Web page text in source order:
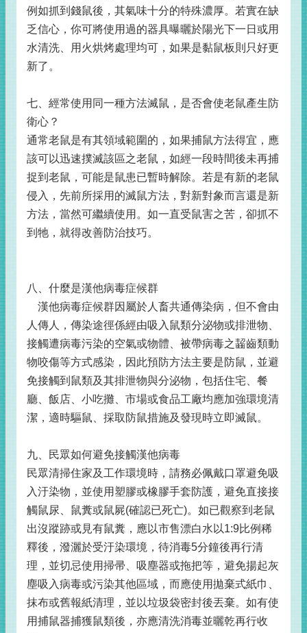
例如抓到錢鼠後，其氣味十分的特殊濃厚。若實在缺
乏信心，你可將使用過的器具曝曬於陽光下一日或用
水清洗、用火烘烤處理均可，如果是黏鼠板則只好更
新了。
七、經常使用同一種方法滅鼠，是否會使老鼠產生防
衛心？
通常老鼠是有其領域範圍的，如果捕鼠方法得宜，應
該可以迅速撲滅該區之老鼠，如經一段時間後未再捕
捉到老鼠，可能是鼠患已暫時解除。若是有新的老鼠
侵入，先前所採用的滅鼠方法，對新對象而言還是新
方法，當然可繼續使用。如一直受鼠害之苦，卻抓不
到牠，就得改善防治技巧。
八、什麼是漢他病毒症候群
漢他病毒症候群因屬於人畜共通傳染病，但不會由
人傳人，傳染途徑係經由吸入鼠類分泌物或排泄物、
接觸遭病毒污染的空氣或物體、被帶病毒之齧齒類動
物咬傷等方式感染，因此預防方法主要是防鼠，並避
免接觸到鼠類及其排泄物與分泌物，包括住宅、餐
廳、飯店、小吃攤、市場或食品工廠均應加強環境清
潔，適時驅鼠、採取防鼠措施及發現時立即滅鼠。
九、民眾如何避免接觸漢他病毒
民眾清掃住家及工作環境時，請務必佩戴口罩避免吸
入汙染物，並使用塑膠或橡膠手套防護，避免直接接
觸鼠尿、鼠糞或鼠屍(確認已死亡)。如已觀察到老鼠
出沒蹤跡或見有鼠糞，應以市售漂白水以1:9比例稀
釋後，潑灑於受汙染環境，待消毒5分鐘後再行清
理，並切忌使用掃帚、吸塵器或拖把等，避免揚起灰
塵吸入病毒或污染其他區域，而應使用拋棄式紙巾、
抹布或舊報紙清理，並以垃圾袋密封後丟棄。如有使
用捕鼠器捕獲鼠類後，亦應清洗消毒並曬乾再行收